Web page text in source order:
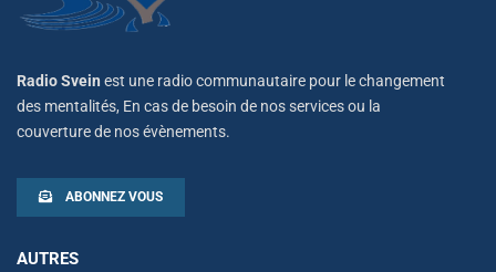
Radio Svein est une radio communautaire pour le changement
des mentalités, En cas de besoin de nos services ou la
couverture de nos évènements.
ABONNEZ VOUS
AUTRES